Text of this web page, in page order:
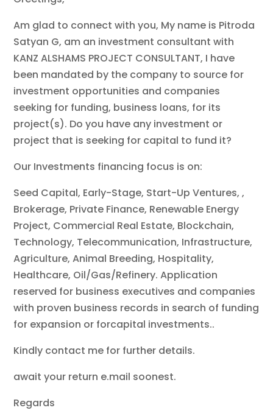
Am glad to connect with you, My name is Pitroda
Satyan G, am an investment consultant with
KANZ ALSHAMS PROJECT CONSULTANT, I have
been mandated by the company to source for
investment opportunities and companies
seeking for funding, business loans, for its
project(s). Do you have any investment or
project that is seeking for capital to fund it?
Our Investments financing focus is on:
Seed Capital, Early-Stage, Start-Up Ventures, ,
Brokerage, Private Finance, Renewable Energy
Project, Commercial Real Estate, Blockchain,
Technology, Telecommunication, Infrastructure,
Agriculture, Animal Breeding, Hospitality,
Healthcare, Oil/Gas/Refinery. Application
reserved for business executives and companies
with proven business records in search of funding
for expansion or forcapital investments..
Kindly contact me for further details.
await your return e.mail soonest.
Regards